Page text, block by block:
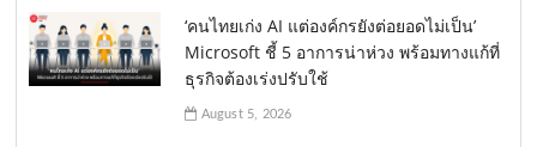
‘คนไทยเก่ง AI แต่องค์กรยังต่อยอดไม่เป็น’
Microsoft ชี้ 5 อาการน่าห่วง พร้อมทางแก้ที่
ธุรกิจต้องเร่งปรับใช้
August 5, 2026